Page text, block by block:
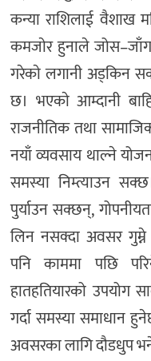
कन्या राशिलाई वैशाख
कमजाेर हुनाले
गरेकाे लगानी अड्किन
छ। भएकाे आम्दानी
राजनीतिक तथा
नयाँ व्यवसाय थाल्ने
समस्या निम्त्याउन
पुर्याउन सक्छन्,
लिन नसक्दा अवसर गुम्ने
पनि काममा पछि
हातहतियारको उपयोग
गर्दा समस्या समाधान
अवसरका लागि दौडधुप